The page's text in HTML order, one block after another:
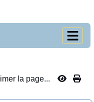
la page...